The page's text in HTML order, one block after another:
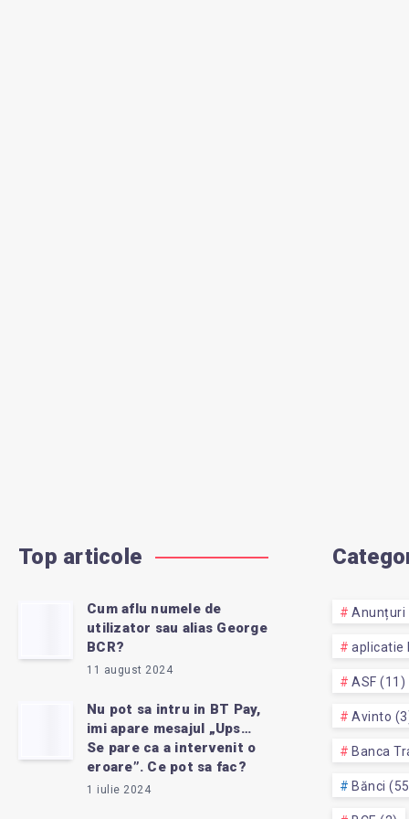
Top articole
Cum aflu numele de
utilizator sau alias George
BCR?
11 august 2024
Nu pot sa intru in BT Pay,
imi apare mesajul „Ups…
Se pare ca a intervenit o
eroare”. Ce pot sa fac?
1 iulie 2024
Anunțuri
aplicatie
ASF (11)
Avinto
Banca
Bănci